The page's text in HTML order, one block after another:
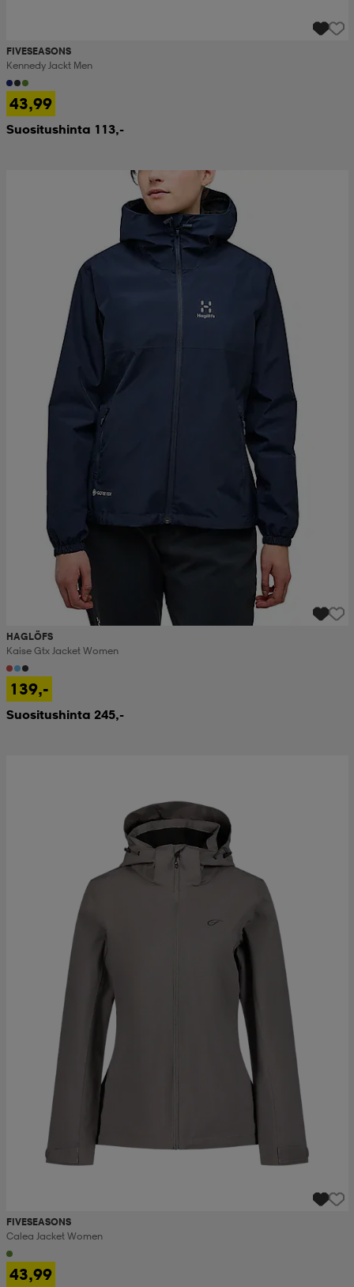
FIVESEASONS
Kennedy Jackt Men
43,99
Suositushinta 113,-
HAGLÖFS
Kaise Gtx Jacket Women
139,-
Suositushinta 245,-
FIVESEASONS
Calea Jacket Women
43,99